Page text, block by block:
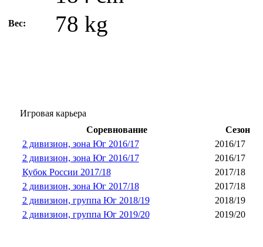
Вес: 78 kg
Игровая карьера
Соревнование
Сезон
2 дивизион, зона Юг 2016/17
2016/17
2 дивизион, зона Юг 2016/17
2016/17
Кубок России 2017/18
2017/18
2 дивизион, зона Юг 2017/18
2017/18
2 дивизион, группа Юг 2018/19
2018/19
2 дивизион, группа Юг 2019/20
2019/20